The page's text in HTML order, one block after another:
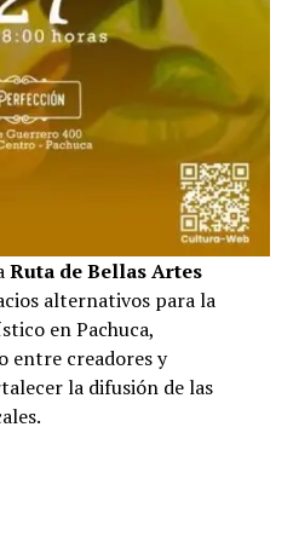
Ruta de Bellas Artes
alternativos para la
en Pachuca,
entre creadores y
la difusión de las